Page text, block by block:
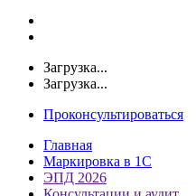
Загрузка...
Загрузка...
Проконсультироваться
Главная
Маркировка в 1С
ЭПД 2026